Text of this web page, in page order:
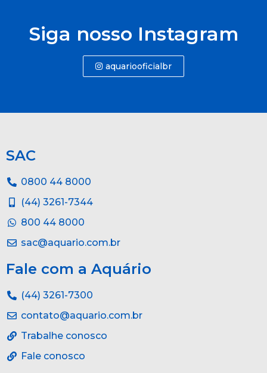
Siga nosso Instagram
aquariooficialbr
SAC
0800 44 8000
(44) 3261-7344
800 44 8000
sac@aquario.com.br
Fale com a Aquário
(44) 3261-7300
contato@aquario.com.br
Trabalhe conosco
Fale conosco